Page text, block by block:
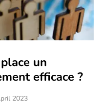
un
efficace ?
2023